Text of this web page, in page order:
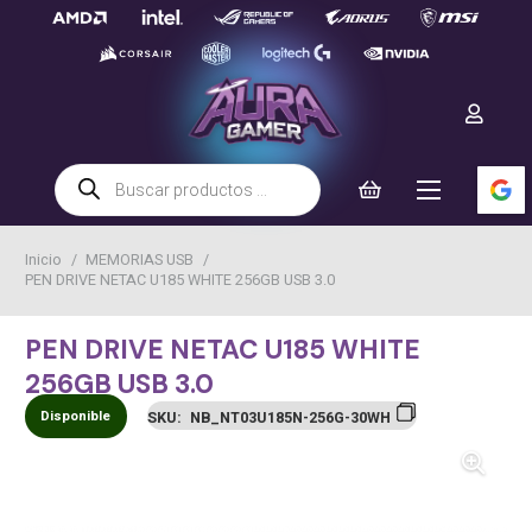
Búsqueda
de
productos
Inicio / MEMORIAS USB /
PEN DRIVE NETAC U185 WHITE 256GB USB 3.0
PEN DRIVE NETAC U185 WHITE
256GB USB 3.0
Disponible SKU: NB_NT03U185N-256G-30WH